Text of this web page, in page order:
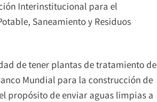
Interinstitucional para el
Saneamiento y Residuos
de tener plantas de tratamiento de
Mundial para la construcción de
propósito de enviar aguas limpias a